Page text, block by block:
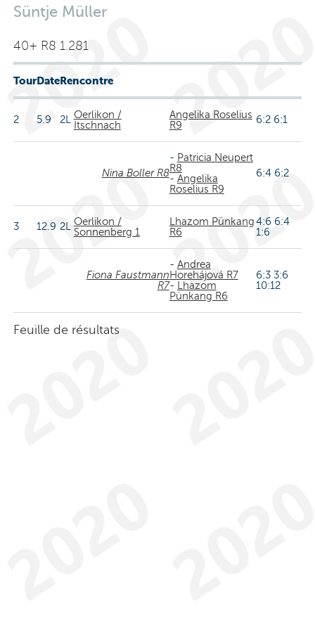
Süntje Müller
40+ R8 1.281
TourDateRencontre
2 5.9 2LOerlikon /
Itschnach
Angelika Roselius
R9
6:2 6:1
Nina Boller R8
- Patricia Neupert
R8
- Angelika
Roselius R9
6:4 6:2
3 12.9 2LOerlikon /
Sonnenberg 1
Lhazom Pünkang
R6
4:6 6:4
1:6
Fiona Faustmann
R7
- Andrea
Horehájová R7
-
Lhazom
Pünkang R6
6:3 3:6
10:12
Feuille de résultats